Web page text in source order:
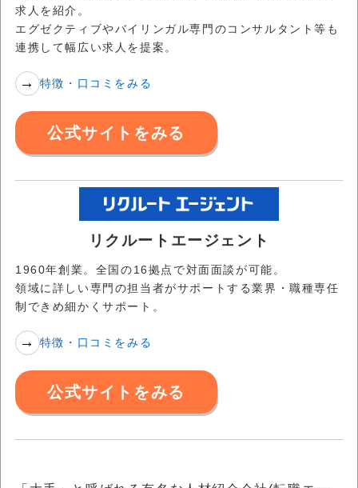
求人を紹介。
エグゼクティブやバイリンガル専門のコンサルタント等も
連携して幅広い求人を提案。
特徴・口コミをみる
公式サイトをみる
リクルートエージェント
1960年創業。全国の16拠点で対面面談が可能。
領域に詳しい専門の担当者がサポートする業界・職種専任
制できめ細かくサポート。
特徴・口コミをみる
公式サイトをみる